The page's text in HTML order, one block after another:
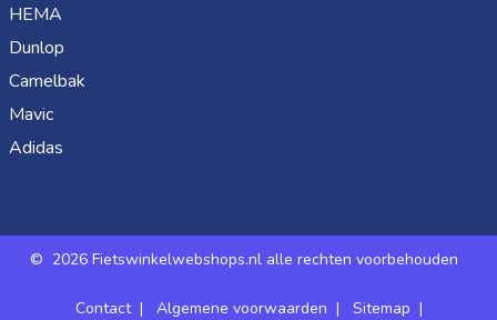
HEMA
Dunlop
Camelbak
Mavic
Adidas
© 2026 Fietswinkelwebshops.nl alle rechten voorbehouden
Contact| Algemene voorwaarden | Sitemap |